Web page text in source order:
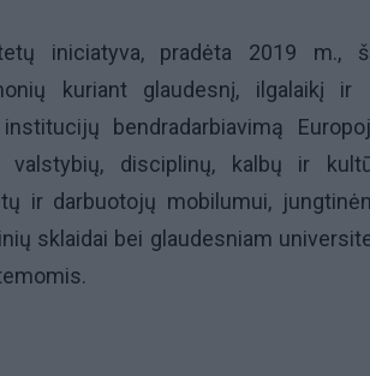
iniciatyva, pradėta 2019 m.,
kuriant glaudesnį, ilgalaikį ir
bendradarbiavimą
valstybių, disciplinų, kalbų ir
ir darbuotojų mobilumui,
sklaidai bei glaudesniam